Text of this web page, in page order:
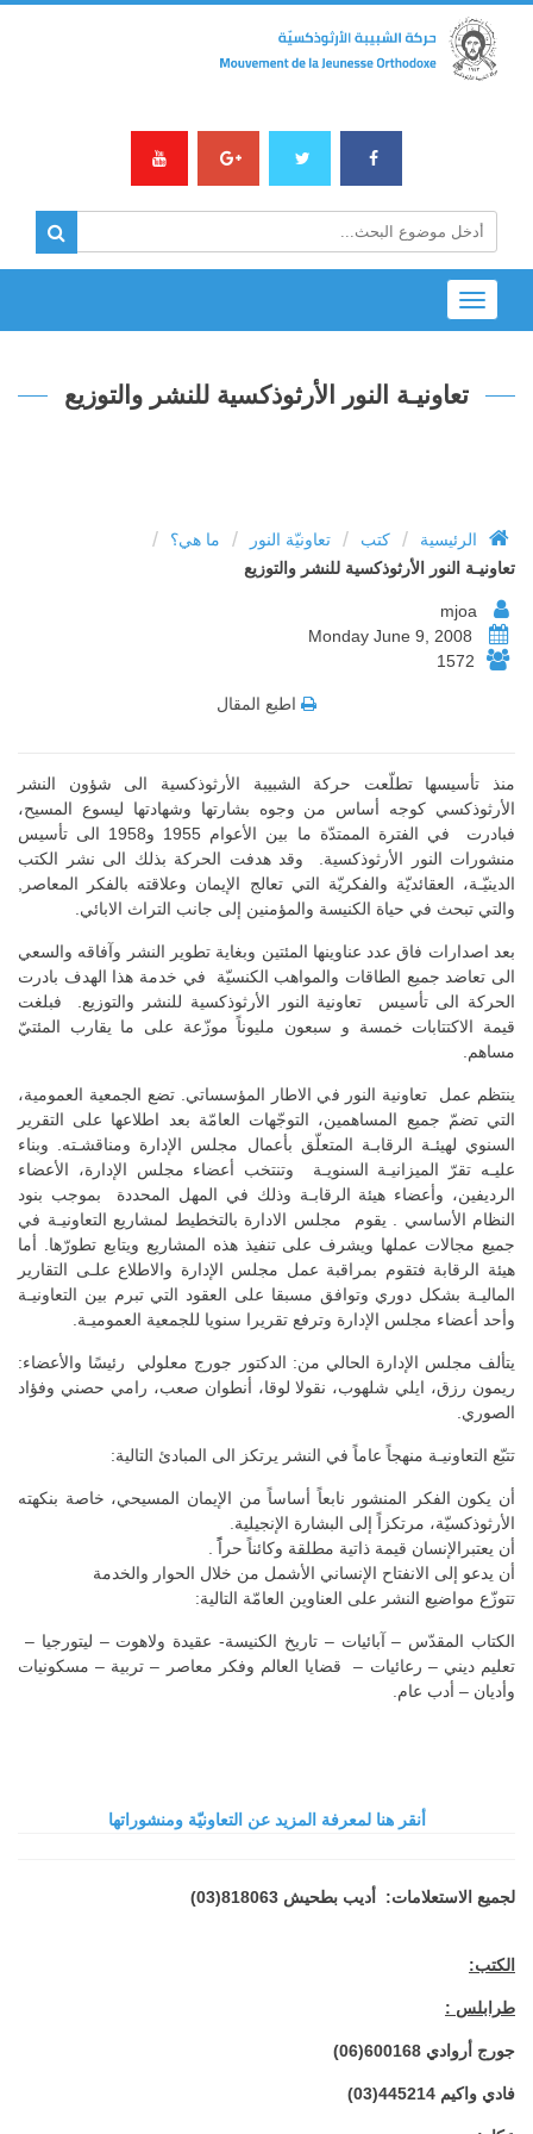
Toggle
navigation
تعاونيـة النور الأرثوذكسية للنشر والتوزيع
الرئيسية / كتب / تعاونيّة النور / ما هي؟ /
تعاونيـة النور الأرثوذكسية للنشر والتوزيع
1572
اطبع المقال
منذ تأسيسها تطلّعت حركة الشبيبة الأرثوذكسية الى شؤون النشر
الأرثوذكسي كوجه أساس من وجوه بشارتها وشهادتها ليسوع المسيح،
فبادرت في الفترة الممتدّة ما بين الأعوام 1955 و1958 الى تأسيس
منشورات النور الأرثوذكسية. وقد هدفت الحركة بذلك الى نشر الكتب
الدينيّـة، العقائديّة والفكريّة التي تعالج الإيمان وعلاقته بالفكر المعاصر,
والتي تبحث في حياة الكنيسة والمؤمنين إلى جانب التراث الابائي.
بعد اصدارات فاق عدد عناوينها المئتين وبغاية تطوير النشر وآفاقه والسعي
الى تعاضد جميع الطاقات والمواهب الكنسيّة في خدمة هذا الهدف بادرت
الحركة الى تأسيس تعاونية النور الأرثوذكسية للنشر والتوزيع. فبلغت
قيمة الاكتتابات خمسة و سبعون مليوناً موزّعة على ما يقارب المئتيّ
مساهم.
ينتظم عمل تعاونية النور في الاطار المؤسساتي. تضع الجمعية العمومية،
التي تضمّ جميع المساهمين، التوجّهات العامّة بعد اطلاعها على التقرير
السنوي لهيئـة الرقابـة المتعلّق بأعمال مجلس الإدارة ومناقشـته. وبناء
عليـه تقرّ الميزانيـة السنويـة وتنتخب أعضاء مجلس الإدارة، الأعضاء
الرديفين، وأعضاء هيئة الرقابـة وذلك في المهل المحددة بموجب بنود
النظام الأساسي . يقوم مجلس الادارة بالتخطيط لمشاريع التعاونيـة في
جميع مجالات عملها ويشرف على تنفيذ هذه المشاريع ويتابع تطورّها. أما
هيئة الرقابة فتقوم بمراقبة عمل مجلس الإدارة والاطلاع علـى التقارير
الماليـة بشكل دوري وتوافق مسبقا على العقود التي تبرم بين التعاونيـة
وأحد أعضاء مجلس الإدارة وترفع تقريرا سنويا للجمعية العموميـة.
يتألف مجلس الإدارة الحالي من: الدكتور جورج معلولي رئيسًا والأعضاء:
ريمون رزق، ايلي شلهوب، نقولا لوقا، أنطوان صعب، رامي حصني وفؤاد
الصوري.
تتبّع التعاونيـة منهجاً عاماً في النشر يرتكز الى المبادئ التالية:
أن يكون الفكر المنشور نابعاً أساساً من الإيمان المسيحي، خاصة بنكهته
الأرثوذكسيّة، مرتكزاً إلى البشارة الإنجيلية.
أن يعتبرالإنسان قيمة ذاتية مطلقة وكائناً حراًً .
أن يدعو إلى الانفتاح الإنساني الأشمل من خلال الحوار والخدمة
تتوزّع مواضيع النشر على العناوين العامّة التالية:
الكتاب المقدّس – آبائيات – تاريخ الكنيسة- عقيدة ولاهوت – ليتورجيا –
تعليم ديني – رعائيات – قضايا العالم وفكر معاصر – تربية – مسكونيات
وأديان – أدب عام.
أنقر هنا لمعرفة المزيد عن التعاونيّة ومنشوراتها
لجميع الاستعلامات: أديب بطحيش 818063(03)
الكتب:
طرابلس :
جورج أروادي 600168(06)
فادي واكيم 445214(03)